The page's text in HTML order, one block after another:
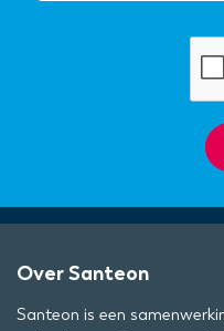
Over Santeon
Santeon is een